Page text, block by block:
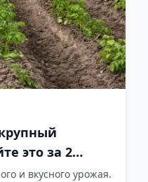
это за 2
— не
и вкусного урожая.